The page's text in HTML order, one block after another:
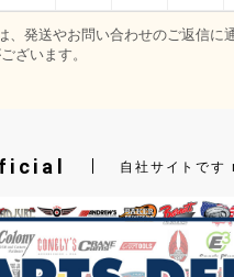
、発送やお問い合わせのご返信に
ざいます。
自社サイトです